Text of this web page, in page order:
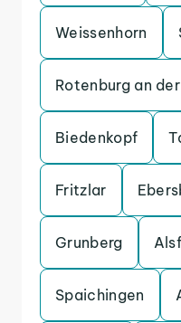
Weissenhorn
Rotenburg an
Biedenkopf
Fritzlar
Grunberg
Spaichingen